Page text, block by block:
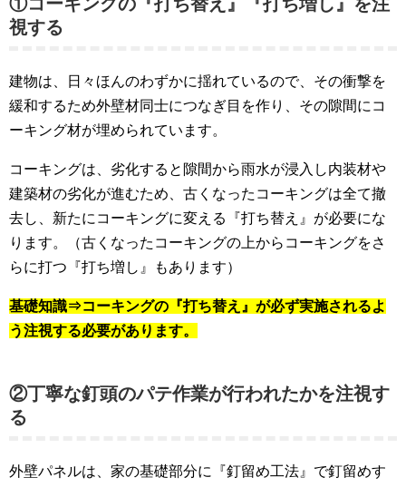
視する
建物は、日々ほんのわずかに揺れているので、その衝撃を
緩和するため外壁材同士につなぎ目を作り、その隙間にコ
ーキング材が埋められています。
コーキングは、劣化すると隙間から雨水が浸入し内装材や
建築材の劣化が進むため、古くなったコーキングは全て撤
去し、新たにコーキングに変える『打ち替え』が必要にな
ります。（古くなったコーキングの上からコーキングをさ
らに打つ『打ち増し』もあります）
基礎知識⇒コーキングの『打ち替え』が必ず実施されるよ
う注視する必要があります。
②丁寧な釘頭のパテ作業が行われたかを注視す
る
外壁パネルは、家の基礎部分に『釘留め工法』で釘留めす